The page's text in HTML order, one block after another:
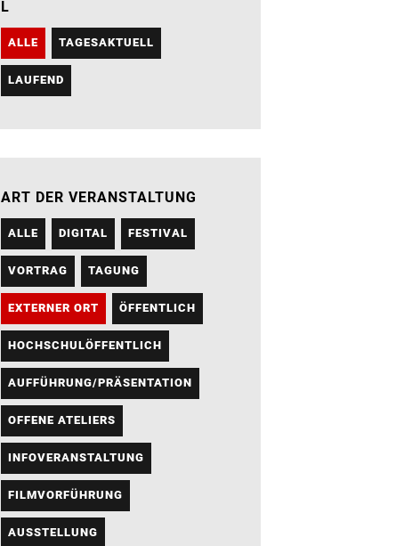
L
ALLE TAGESAKTUELL
LAUFEND
ART DER VERANSTALTUNG
ALLE DIGITAL FESTIVAL
VORTRAG TAGUNG
EXTERNER ORT ÖFFENTLICH
HOCHSCHULÖFFENTLICH
AUFFÜHRUNG/PRÄSENTATION
OFFENE ATELIERS
INFOVERANSTALTUNG
FILMVORFÜHRUNG
AUSSTELLUNG